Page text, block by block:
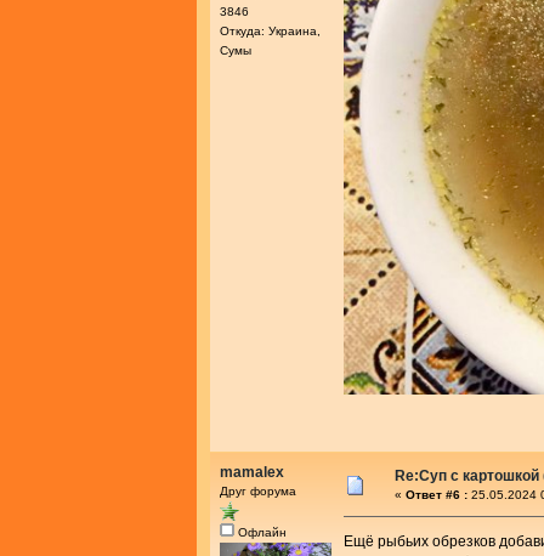
3846
Откуда: Украина,
Сумы
mamalex
Друг форума
Офлайн
Re:Суп с
« Ответ #6 : 25.05.2024
Ещё рыбьих обрезков